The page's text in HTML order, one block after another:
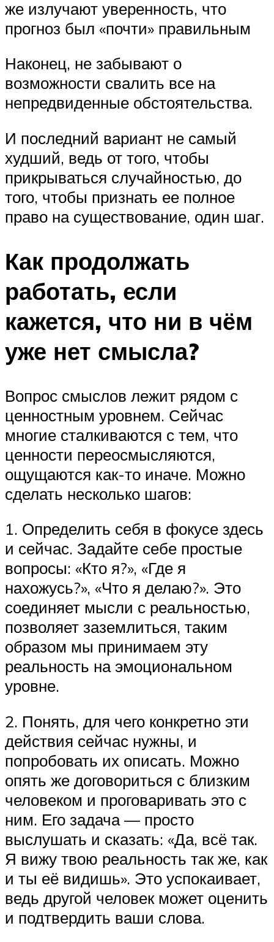
же излучают уверенность, что
прогноз был «почти» правильным
Наконец, не забывают о
возможности свалить все на
непредвиденные обстоятельства.
И последний вариант не самый
худший, ведь от того, чтобы
прикрываться случайностью, до
того, чтобы признать ее полное
право на существование, один шаг.
Как продолжать
работать, если
кажется, что ни в чём
уже нет смысла?
Вопрос смыслов лежит рядом с
ценностным уровнем. Сейчас
многие сталкиваются с тем, что
ценности переосмысляются,
ощущаются как-то иначе. Можно
сделать несколько шагов:
1. Определить себя в фокусе здесь
и сейчас. Задайте себе простые
вопросы: «Кто я?», «Где я
нахожусь?», «Что я делаю?». Это
соединяет мысли с реальностью,
позволяет заземлиться, таким
образом мы принимаем эту
реальность на эмоциональном
уровне.
2. Понять, для чего конкретно эти
действия сейчас нужны, и
попробовать их описать. Можно
опять же договориться с близким
человеком и проговаривать это с
ним. Его задача — просто
выслушать и сказать: «Да, всё так.
Я вижу твою реальность так же, как
и ты её видишь». Это успокаивает,
ведь другой человек может оценить
и подтвердить ваши слова.